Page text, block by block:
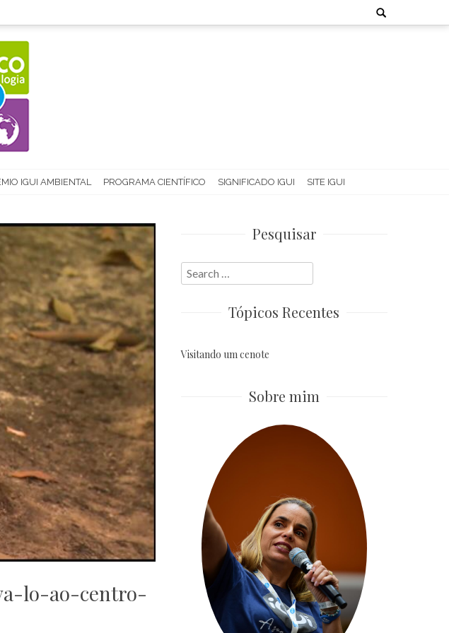
Search
for:
IGUI AMBIENTAL PROGRAMA CIENTÍFICO SIGNIFICADO IGUI SITE IGUI
lo-ao-centro-
Pesquisar
Search
for:
Tópicos Recentes
Visitando um cenote
Sobre mim